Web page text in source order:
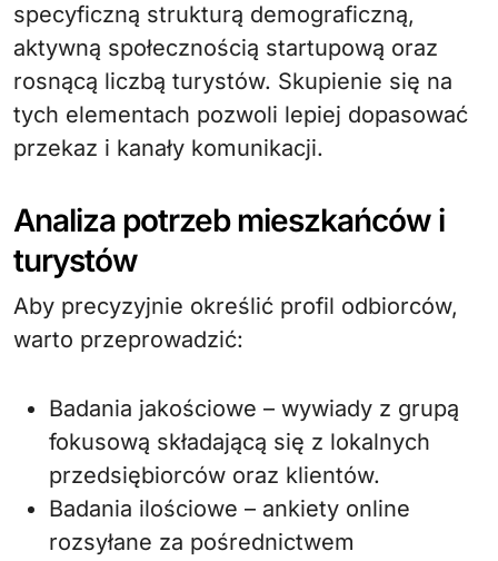
specyficzną strukturą demograficzną,
aktywną społecznością startupową oraz
rosnącą liczbą turystów. Skupienie się na
tych elementach pozwoli lepiej dopasować
przekaz i kanały komunikacji.
Analiza potrzeb mieszkańców i
turystów
Aby precyzyjnie określić profil odbiorców,
warto przeprowadzić:
Badania jakościowe – wywiady z grupą
fokusową składającą się z lokalnych
przedsiębiorców oraz klientów.
Badania ilościowe – ankiety online
rozsyłane za pośrednictwem